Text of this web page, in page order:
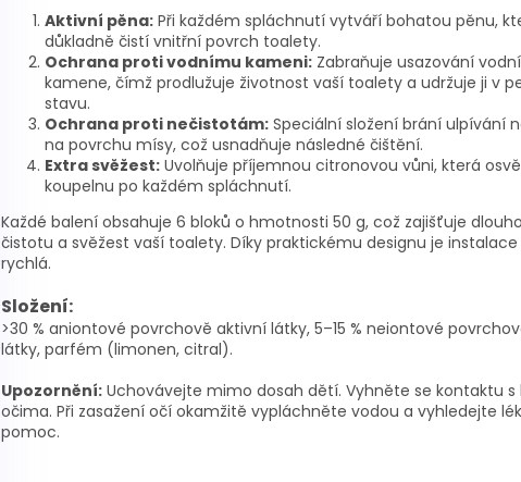
Aktivní pěna: Při každém spláchnutí vytváří bohatou pěnu,
důkladně čistí vnitřní povrch toalety.
Ochrana proti vodnímu kameni: Zabraňuje usazování
kamene, čímž prodlužuje životnost vaší toalety a udržuje ji v
stavu.
Ochrana proti nečistotám: Speciální složení brání ulpívání
na povrchu mísy, což usnadňuje následné čištění.
Extra svěžest: Uvolňuje příjemnou citronovou vůni, která
koupelnu po každém spláchnutí.
Každé balení obsahuje 6 bloků o hmotnosti 50 g, což zajišťuje
čistotu a svěžest vaší toalety. Díky praktickému designu je
rychlá.
Složení:
>30 % aniontové povrchově aktivní látky, 5–15 % neiontové
látky, parfém (limonen, citral).
Upozornění: Uchovávejte mimo dosah dětí. Vyhněte se kontaktu s
očima. Při zasažení očí okamžitě vypláchněte vodou a vyhledejte
pomoc.